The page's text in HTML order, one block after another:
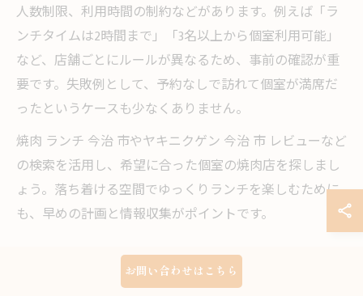
人数制限、利用時間の制約などがあります。例えば「ラ
ンチタイムは2時間まで」「3名以上から個室利用可能」
など、店舗ごとにルールが異なるため、事前の確認が重
要です。失敗例として、予約なしで訪れて個室が満席だ
ったというケースも少なくありません。
焼肉 ランチ 今治 市やヤキニクゲン 今治 市 レビューなど
の検索を活用し、希望に合った個室の焼肉店を探しまし
ょう。落ち着ける空間でゆっくりランチを楽しむために
も、早めの計画と情報収集がポイントです。
土日営業に便利な焼肉ランチ候補とは
お問い合わせはこちら